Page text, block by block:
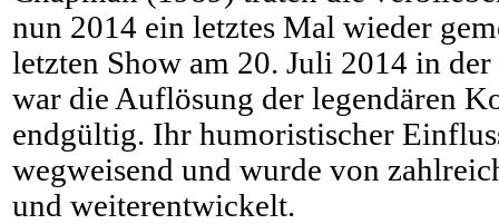
nun 2014 ein letztes Mal wieder
letzten Show am 20. Juli 2014 in
war die Auflösung der legendären
endgültig. Ihr humoristischer
wegweisend und wurde von
und weiterentwickelt.